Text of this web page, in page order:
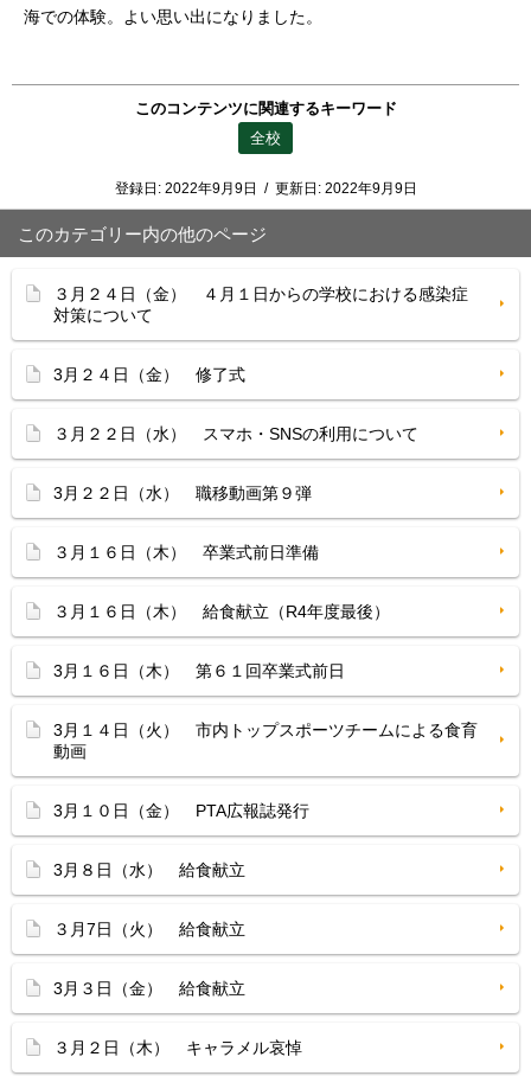
海での体験。よい思い出になりました。
このコンテンツに関連するキーワード
全校
登録日: 2022年9月9日 / 更新日: 2022年9月9日
このカテゴリー内の他のページ
３月２４日（金） ４月１日からの学校における感染症
対策について
3月２４日（金） 修了式
３月２２日（水） スマホ・SNSの利用について
3月２２日（水） 職移動画第９弾
３月１６日（木） 卒業式前日準備
３月１６日（木） 給食献立（R4年度最後）
3月１６日（木） 第６１回卒業式前日
3月１４日（火） 市内トップスポーツチームによる食育
動画
3月１０日（金） PTA広報誌発行
3月８日（水） 給食献立
３月7日（火） 給食献立
3月３日（金） 給食献立
３月２日（木） キャラメル哀悼